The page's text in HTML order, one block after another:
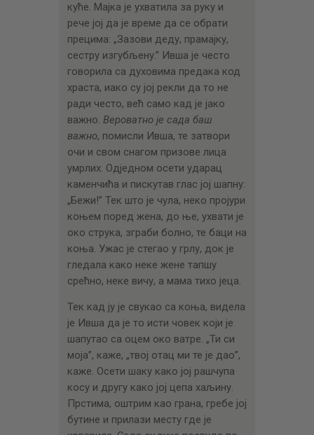
куће. Мајка је ухватила за руку и
рече јој да је време да се обрати
прецима: „Зазови деду, прамајку,
сестру изгубљену.” Ивша је често
говорила са духовима предака код
храста, иако су јој рекли да то не
ради често, већ само кад је јако
важно. Вероватно је сада баш
важно, помисли Ивша, те затвори
очи и свом снагом призове лица
умрлих. Одједном осети ударац
каменчића и пискутав глас јој шапну:
„Бежи!” Тек што је чула, неко пројури
коњем поред жена, до ње, ухвати је
око струка, зграби болно, те баци на
коња. Ужас је стегао у грлу, док је
гледала како неке жене тапшу
срећно, неке вичу, а мама тихо јеца.
Тек кад ју је свукао са коња, видела
је Ивша да је то исти човек који је
шапутао са оцем око ватре. „Ти си
моја”, каже, „твој отац ми те је дао”,
каже. Осети шаку како јој рашчупа
косу и другу како јој цепа хаљину.
Прстима, оштрим као грана, гребе јој
бутине и прилази месту где је